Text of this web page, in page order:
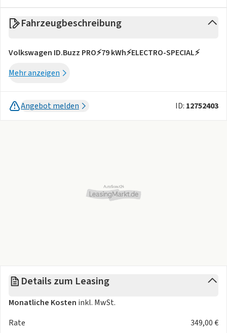
Fahrzeugbeschreibung
Volkswagen ID.Buzz PRO⚡79 kWh⚡ELECTRO-SPECIAL⚡
Mehr anzeigen
Angebot melden ID: 12752403
Details zum Leasing
Monatliche Kosten inkl. MwSt.
Rate
349,00 €